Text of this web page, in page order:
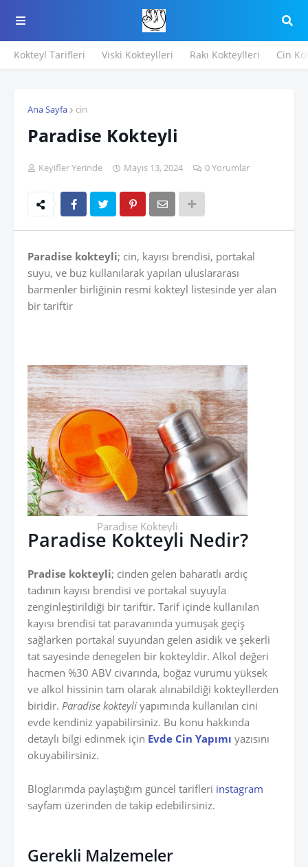
Kokteyl Tarifleri Viski Kokteylleri Rakı Kokteylleri Cin
Ana Sayfa cin
Paradise Kokteyli
Keyifler Yerinde Mayıs 13, 2024 0 Yorumlar
Paradise kokteyli; cin, kayısı brendisi, portakal
suyu, ve buz kullanılarak yapılan uluslararası
barmenler birliğinin resmi kokteyl listesinde yer alan
bir tariftir
Paradise Kokteyli
Paradise Kokteyli Nedir?
Pradise kokteyli; cinden gelen baharatlı ardıç
tadının kayısı brendisi ve portakal suyuyla
zenginleştirildiği bir tariftir. Tarif içinde kullanılan
kayısı brendisi tat paravanında yumuşak geçiş
sağlarken portakal suyundan gelen asidik ve şekerli
tat sayesinde denegelen bir kokteyldir. Alkol değeri
hacmen %30 ABV civarında, boğaz vurumu yüksek
ve alkol hissinin tam olarak alınabildiği kokteyllerden
biridir. Paradise kokteyli yapımında kullanılan cini
evde kendiniz yapabilirsiniz. Bu konu hakkında
detaylı bilgi edinmek için Evde Cin Yapımı yazısını
okuyabilirsiniz.
Bloglarımda paylaştığım güncel tarifleri instagram
sayfam üzerinden de takip edebilirsiniz.
Gerekli Malzemeler